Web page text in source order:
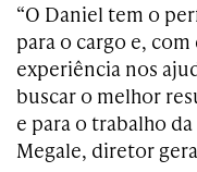
“O Daniel tem o
para o cargo e,
experiência nos
buscar o melhor
e para o trabalho
Megale, diretor